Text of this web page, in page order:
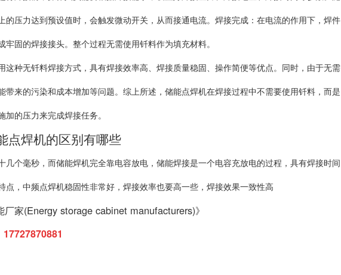
的压力达到预设值时，会触发微动开关，从而接通电流。焊接完成：在电流的作用下，焊件
固的焊接接头。整个过程无需使用钎料作为填充材料。
这种无钎料焊接方式，具有焊接效率高、焊接质量稳固、操作简便等优点。同时，由于无需
带来的污染和成本增加等问题。综上所述，储能点焊机在焊接过程中不需要使用钎料，而是
的压力来完成焊接任务。
点焊机的区别有哪些
几个毫秒，而储能焊机完全靠电容放电，储能焊接是一个电容充放电的过程，具有焊接时间
点，中频点焊机稳固性非常好，焊接效率也要高一些，焊接效果一致性高
厂家(Energy storage cabinet manufacturers)》
17727870881